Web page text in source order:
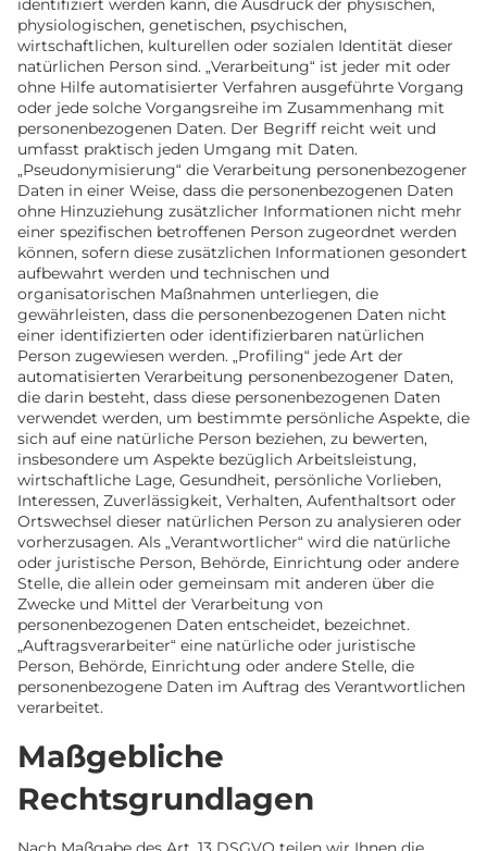
identifiziert werden kann, die Ausdruck der physischen,
physiologischen, genetischen, psychischen,
wirtschaftlichen, kulturellen oder sozialen Identität dieser
natürlichen Person sind. „Verarbeitung“ ist jeder mit oder
ohne Hilfe automatisierter Verfahren ausgeführte Vorgang
oder jede solche Vorgangsreihe im Zusammenhang mit
personenbezogenen Daten. Der Begriff reicht weit und
umfasst praktisch jeden Umgang mit Daten.
„Pseudonymisierung“ die Verarbeitung personenbezogener
Daten in einer Weise, dass die personenbezogenen Daten
ohne Hinzuziehung zusätzlicher Informationen nicht mehr
einer spezifischen betroffenen Person zugeordnet werden
können, sofern diese zusätzlichen Informationen gesondert
aufbewahrt werden und technischen und
organisatorischen Maßnahmen unterliegen, die
gewährleisten, dass die personenbezogenen Daten nicht
einer identifizierten oder identifizierbaren natürlichen
Person zugewiesen werden. „Profiling“ jede Art der
automatisierten Verarbeitung personenbezogener Daten,
die darin besteht, dass diese personenbezogenen Daten
verwendet werden, um bestimmte persönliche Aspekte, die
sich auf eine natürliche Person beziehen, zu bewerten,
insbesondere um Aspekte bezüglich Arbeitsleistung,
wirtschaftliche Lage, Gesundheit, persönliche Vorlieben,
Interessen, Zuverlässigkeit, Verhalten, Aufenthaltsort oder
Ortswechsel dieser natürlichen Person zu analysieren oder
vorherzusagen. Als „Verantwortlicher“ wird die natürliche
oder juristische Person, Behörde, Einrichtung oder andere
Stelle, die allein oder gemeinsam mit anderen über die
Zwecke und Mittel der Verarbeitung von
personenbezogenen Daten entscheidet, bezeichnet.
„Auftragsverarbeiter“ eine natürliche oder juristische
Person, Behörde, Einrichtung oder andere Stelle, die
personenbezogene Daten im Auftrag des Verantwortlichen
verarbeitet.
Maßgebliche
Rechtsgrundlagen